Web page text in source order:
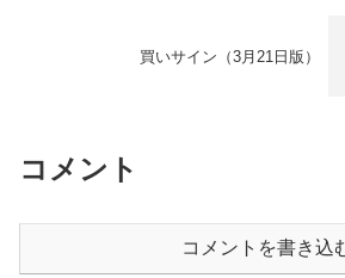
買いサイン（3月21日版）
コメント
コメントを書き込